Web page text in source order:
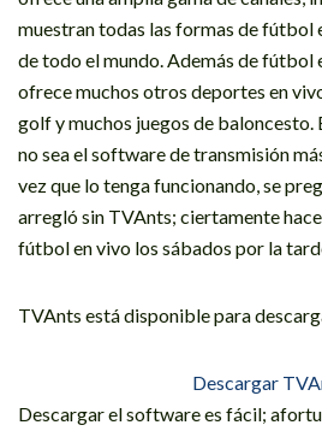
muestran todas las formas de fútbol
de todo el mundo. Además de fútbol
ofrece muchos otros deportes en
golf y muchos juegos de baloncesto.
no sea el software de transmisión
vez que lo tenga funcionando, se
arregló sin TVAnts; ciertamente
fútbol en vivo los sábados por la
TVAnts está disponible para
Descargar
Descargar el software es fácil;